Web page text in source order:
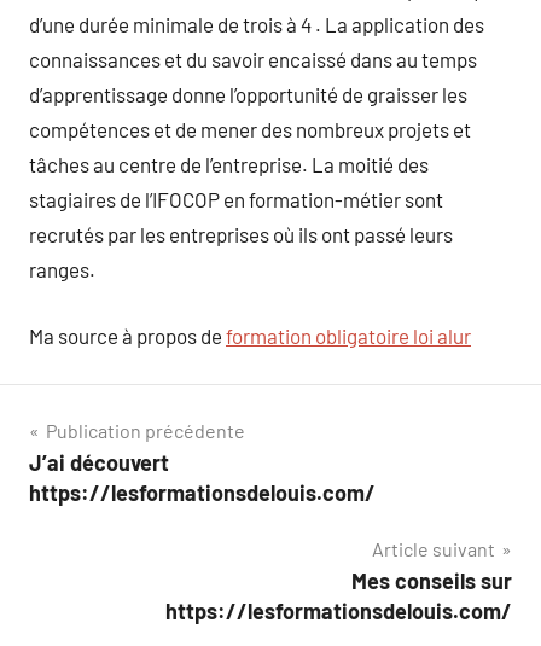
d’une durée minimale de trois à 4 . La application des
connaissances et du savoir encaissé dans au temps
d’apprentissage donne l’opportunité de graisser les
compétences et de mener des nombreux projets et
tâches au centre de l’entreprise. La moitié des
stagiaires de l’IFOCOP en formation-métier sont
recrutés par les entreprises où ils ont passé leurs
ranges.
Ma source à propos de formation obligatoire loi alur
Navigation
de
Publication précédente
J’ai découvert
https://lesformationsdelouis.com/
Article suivant
Mes conseils sur
https://lesformationsdelouis.com/